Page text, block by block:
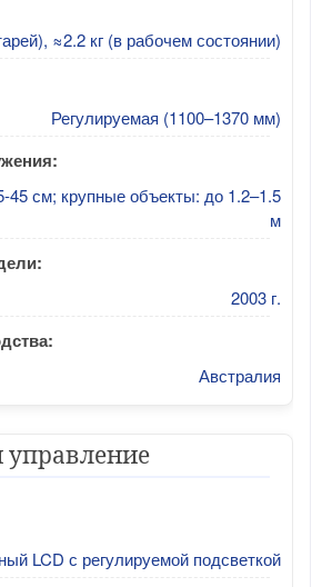
≈2.2 кг (в рабочем состоянии)
Регулируемая (1100–1370 мм)
45 см; крупные объекты: до 1.2–1.5
м
2003 г.
Австралия
управление
LCD с регулируемой подсветкой